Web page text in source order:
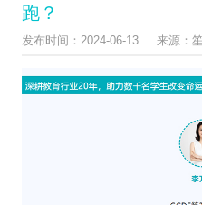
跑？
发布时间：2024-06-13 来源：